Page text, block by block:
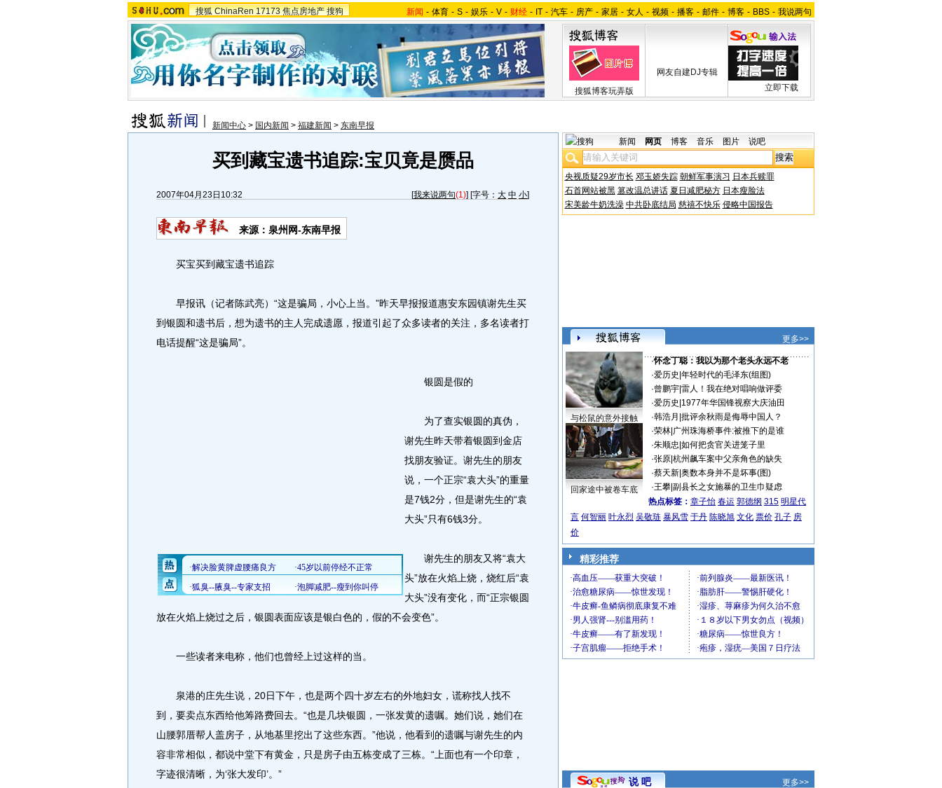
搜狐 ChinaRen 17173 焦点房地产 搜狗 新闻 - 体育 - S - 娱乐 - V - 财经 - IT - 汽车 - 房产 - 家居 - 女人 - 视频 - 播客 - 邮件 - 博客 - BBS - 我说两句
搜狐博客玩弄版
网友自建DJ专辑
立即下载
新闻中心 > 国内新闻 > 福建新闻 > 东南早报
买到藏宝遗书追踪:宝贝竟是赝品
2007年04月23日10:32 [我来说两句(1)] [字号： 大 中 小]
来源：泉州网-东南早报
买宝买到藏宝遗书追踪
早报讯（记者陈武亮）“这是骗局，小心上当。”昨天早报报道惠安东园镇谢先生买
到银圆和遗书后，想为遗书的主人完成遗愿，报道引起了众多读者的关注，多名读者打
电话提醒“这是骗局”。
银圆是假的
为了查实银圆的真伪，
谢先生昨天带着银圆到金店
找朋友验证。谢先生的朋友
说，一个正宗“袁大头”的重量
是7钱2分，但是谢先生的“袁
大头”只有6钱3分。
谢先生的朋友又将“袁大
头”放在火焰上烧，烧红后“袁
大头”没有变化，而“正宗银圆
放在火焰上烧过之后，银圆表面应该是银白色的，假的不会变色”。
一些读者来电称，他们也曾经上过这样的当。
泉港的庄先生说，20日下午，也是两个四十岁左右的外地妇女，谎称找人找不
到，要卖点东西给他筹路费回去。“也是几块银圆，一张发黄的遗嘱。她们说，她们在
山腰郭厝帮人盖房子，从地基里挖出了这些东西。”他说，他看到的遗嘱与谢先生的内
容非常相似，都说中堂下有黄金，只是房子由五栋变成了三栋。“上面也有一个印章，
字迹很清晰，为‘张大发印’。”
新闻 网页 博客 音乐 图片 说吧
央视质疑29岁市长 邓玉娇失踪 朝鲜军事演习 日本兵赎罪
石首网站被黑 篡改温总讲话 夏日减肥秘方 日本瘦脸法
宋美龄牛奶洗澡 中共卧底结局 慈禧不快乐 侵略中国报告
更多>>
与松鼠的意外接触
回家途中被卷车底
·怀念丁聪：我以为那个老头永远不老
·爱历史 年轻时代的毛泽东(组图)
·曾鹏宇| 雷人！我在绝对唱响做评委
·爱历史 1977年华国锋视察大庆油田
·韩浩月 批评余秋雨是侮辱中国人？
·荣林| 广州珠海桥事件:被推下的是谁
·朱顺忠 如何把贪官关进笼子里
·张原| 杭州飙车案中父亲角色的缺失
·蔡天新| 奥数本身并不是坏事(图)
·王攀| 副县长之女施暴的卫生巾疑虑
热点标签： 章子怡 春运 郭德纲 315 明星代
言 何智丽 叶永烈 吴敬琏 暴风雪 于丹 陈晓旭 文化 票价 孔子 房
价
精彩推荐
说 吧 更多>>